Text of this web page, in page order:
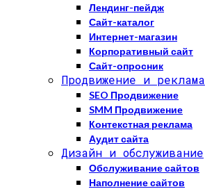
Лендинг-пейдж
Сайт-каталог
Интернет-магазин
Корпоративный сайт
Сайт-опросник
Продвижение и реклама
SEO Продвижение
SMM Продвижение
Контекстная реклама
Аудит сайта
Дизайн и обслуживание
Обслуживание сайтов
Наполнение сайтов